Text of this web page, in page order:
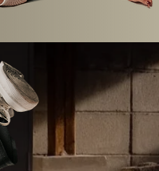
No importa en
Es por